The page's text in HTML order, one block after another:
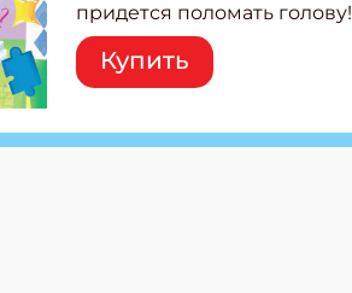
придется поломать голову!
Внутри: Шифры и
расшифровки Плетем
запутанные поделки
Ищем коды 3 комикса
Купить